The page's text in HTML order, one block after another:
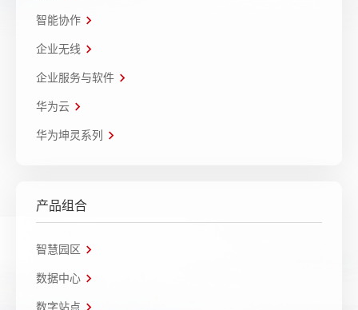
智能协作
企业无线
企业服务与软件
华为云
华为坤灵系列
产品组合
智慧园区
数据中心
数字站点